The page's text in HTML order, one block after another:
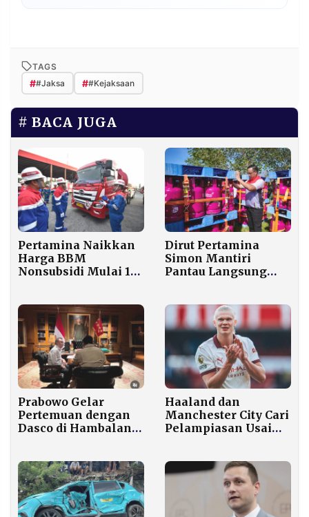
TAGS
##Jaksa ##Kejaksaan
BACA JUGA
Pertamina Naikkan
Harga BBM
Nonsubsidi Mulai 1
Rp12.750
Dirut Pertamina
Simon Mantiri
Pantau Langsung
ke Bener Meriah
Prabowo Gelar
Pertemuan dengan
Dasco di Hambalang,
Haaland dan
Manchester City Cari
Pelampiasan Usai